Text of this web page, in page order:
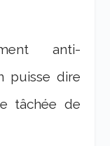
anti-
puisse dire
tâchée de